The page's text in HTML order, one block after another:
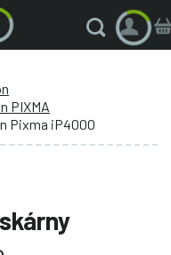
PIXMA
Pixma iP4000